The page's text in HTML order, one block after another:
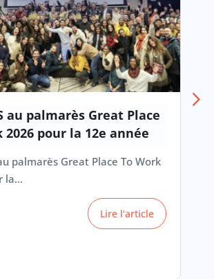
au palmarès Great Place
2026 pour la 12e année
palmarès Great Place To Work
la…
Lire l‘article